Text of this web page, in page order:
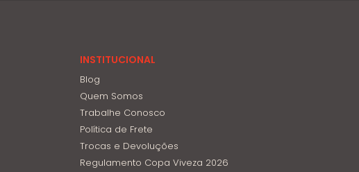
INSTITUCIONAL
Blog
Quem Somos
Trabalhe Conosco
Política de Frete
Trocas e Devoluções
Regulamento Copa Viveza 2026